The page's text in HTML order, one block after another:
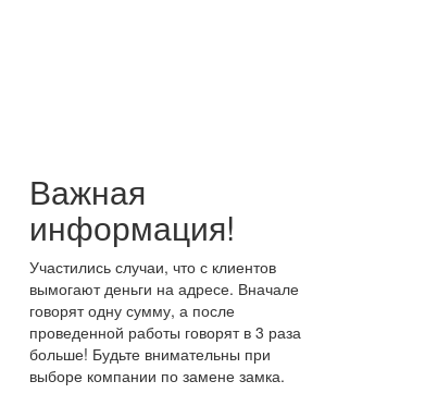
Важная
информация!
Участились случаи, что с клиентов
вымогают деньги на адресе. Вначале
говорят одну сумму, а после
проведенной работы говорят в 3 раза
больше! Будьте внимательны при
выборе компании по замене замка.